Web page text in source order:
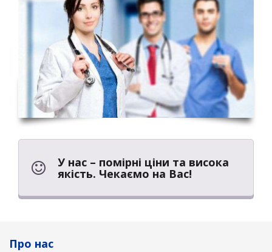
У нас – помірні ціни та висока
якість. Чекаємо на Вас!
Про нас